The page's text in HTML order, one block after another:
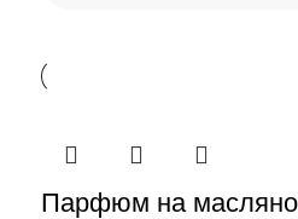
Парфюм на